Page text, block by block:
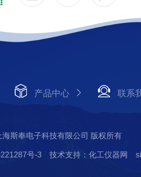
产品中心 联系
斯奉电子科技有限公司 版权所有
号-3 技术支持：化工仪器网